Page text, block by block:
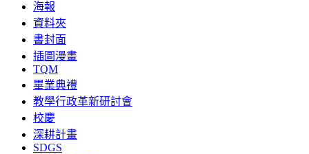
海報
資料夾
書封面
插圖漫畫
TQM
畢業典禮
教學行政革新研討會
校慶
深耕計畫
SDGS